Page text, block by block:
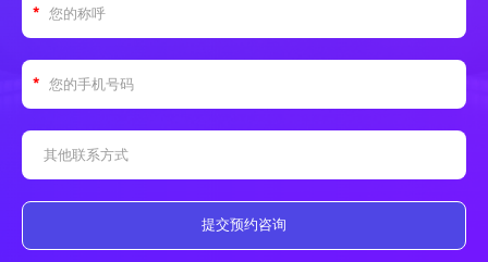
提交预约咨询